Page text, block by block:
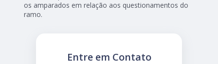
os amparados em relação aos questionamentos do
ramo.
Entre em Contato